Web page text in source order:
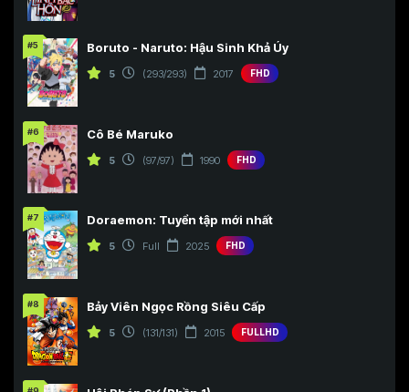
#5 Boruto - Naruto: Hậu Sinh Khả Úy
5 (293/293) 2017 FHD
#6 Cô Bé Maruko
5 (97/97) 1990 FHD
#7 Doraemon: Tuyển tập mới nhất
5 Full 2025 FHD
#8 Bảy Viên Ngọc Rồng Siêu Cấp
5 (131/131) 2015 FULLHD